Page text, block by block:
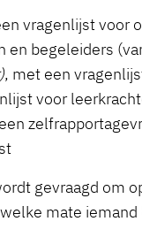
vragenlijst voor
begeleiders
, met een
voor
gevraagd om
mate